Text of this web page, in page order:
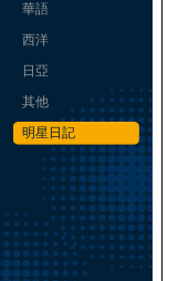
華語
西洋
日亞
其他
明星日記